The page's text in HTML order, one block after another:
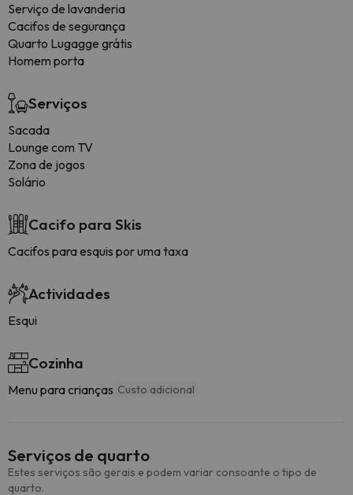
Serviço de lavanderia
Cacifos de segurança
Quarto Lugagge grátis
Homem porta
Serviços
Sacada
Lounge com TV
Zona de jogos
Solário
Cacifo para Skis
Cacifos para esquis por uma taxa
Actividades
Esqui
Cozinha
Menu para crianças Custo adicional
Serviços de quarto
Estes serviços são gerais e podem variar consoante o tipo de
quarto.